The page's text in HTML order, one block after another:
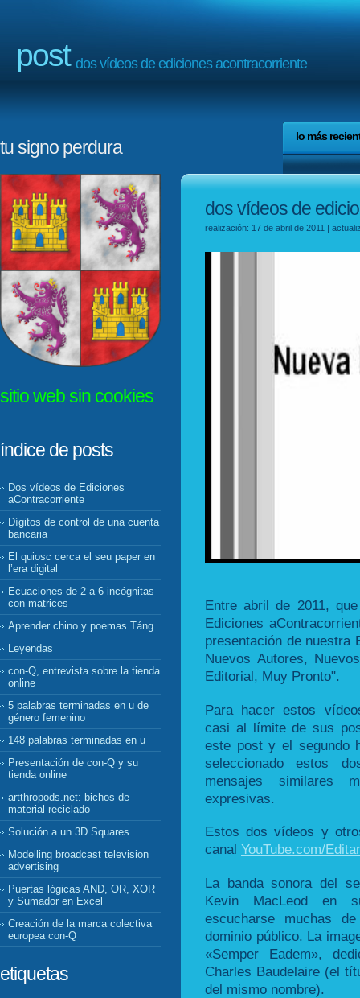
post dos vídeos de ediciones acontracorriente
lo más
tu signo perdura
sitio web sin cookies
índice de posts
Dos vídeos de Ediciones
aContracorriente
Dígitos de control de una cuenta
bancaria
El quiosc cerca el seu paper en
l’era digital
Ecuaciones de 2 a 6 incógnitas
con matrices
Aprender chino y poemas Táng
Leyendas
con-Q, entrevista sobre la tienda
online
5 palabras terminadas en u de
género femenino
148 palabras terminadas en u
Presentación de con-Q y su
tienda online
artthropods.net: bichos de
material reciclado
Solución a un 3D Squares
Modelling broadcast television
advertising
Puertas lógicas AND, OR, XOR
y Sumador en Excel
Creación de la marca colectiva
europea con-Q
etiquetas
dos vídeos de
realización: 17 de abril de 2011 |
Entre abril de 2011,
Ediciones
presentación de nuestra
Nuevos Autores,
Editorial, Muy Pronto".
Para hacer estos
casi al límite de sus
este post y el segundo
seleccionado estos
mensajes similares
expresivas.
Estos dos vídeos y
canal YouTube.com/
La banda sonora del
Kevin MacLeod
escucharse muchas
dominio público. La
«Semper Eadem»,
Charles Baudelaire (el
del mismo nombre).